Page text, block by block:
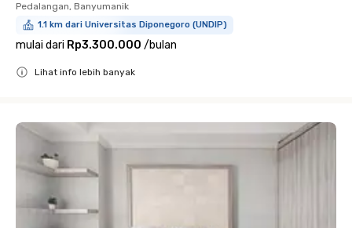
Pedalangan, Banyumanik
1.1 km dari Universitas Diponegoro (UNDIP)
mulai dari Rp3.300.000 /bulan
Lihat info lebih banyak